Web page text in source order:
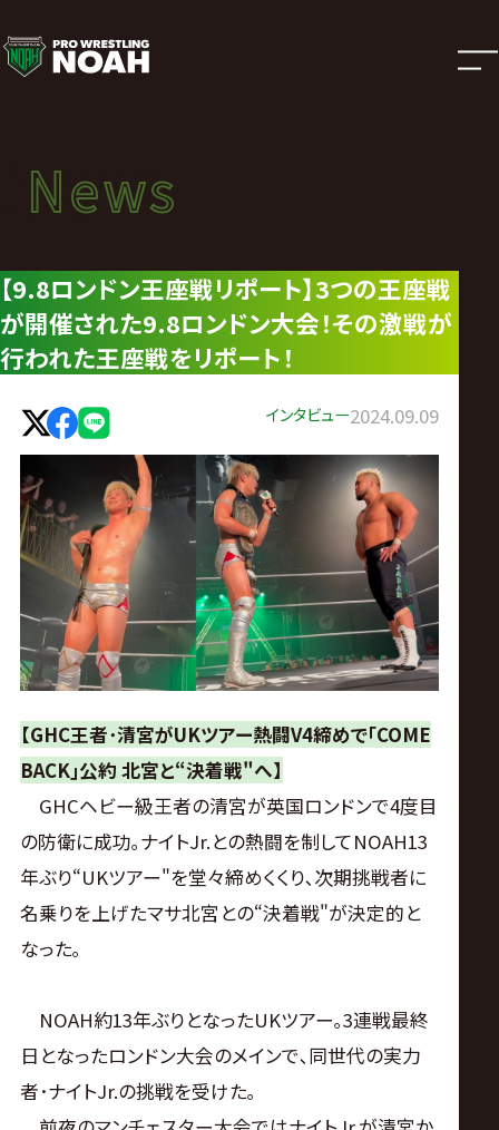
ニ
ュ
ー
ス
|
プ
ロ
レ
ス
リ
ン
グ・
ノ
ア
公
式
イ
News
ニュース
News
【9.8ロンドン王座戦リポート】3つの王座戦
が開催された9.8ロンドン大会！その激戦が
行われた王座戦をリポート！
インタビュー2024.09.09
【GHC王者･清宮がUKツアー熱闘V4締めで｢COME
BACK｣公約 北宮と“決着戦"へ】
GHCヘビー級王者の清宮が英国ロンドンで4度目
の防衛に成功｡ナイトJr.との熱闘を制してNOAH13
年ぶり“UKツアー"を堂々締めくくり､次期挑戦者に
名乗りを上げたマサ北宮との“決着戦"が決定的と
なった｡
NOAH約13年ぶりとなったUKツアー｡3連戦最終
日となったロンドン大会のメインで､同世代の実力
者･ナイトJr.の挑戦を受けた｡